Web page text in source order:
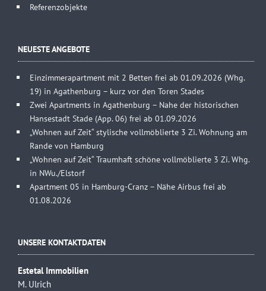
Referenzobjekte
NEUESTE ANGEBOTE
Einzimmerapartment mit 2 Betten frei ab 01.09.2026 (Whg.
19) in Agathenburg – kurz vor den Toren Stades
Zwei Apartments in Agathenburg – Nahe der historischen
Hansestadt Stade (App. 06) frei ab 01.09.2026
„Wohnen auf Zeit“ stylische vollmöblierte 3 Zi. Wohnung am
Rande von Hamburg
„Wohnen auf Zeit“ Traumhaft schöne vollmöblierte 3 Zi. Whg.
in NWu./Elstorf
Apartment 05 in Hamburg-Cranz – Nähe Airbus frei ab
01.08.2026
UNSERE KONTAKTDATEN
Estetal Immobilien
M. Ulrich